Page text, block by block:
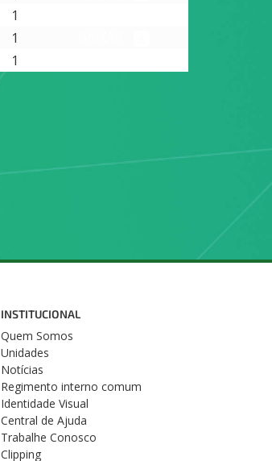
1
1
1
INSTITUCIONAL
Quem Somos
Unidades
Notícias
Regimento interno comum
Identidade Visual
Central de Ajuda
Trabalhe Conosco
Clipping